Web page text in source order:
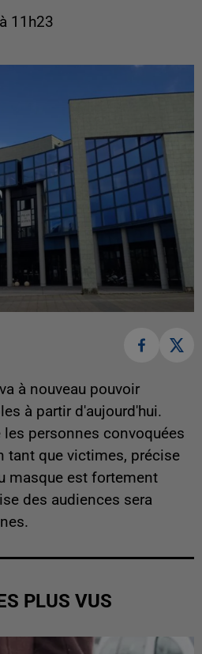
11h23
à nouveau pouvoir
à partir d'aujourd'hui.
les personnes convoquées
tant que victimes, précise
masque est fortement
des audiences sera
PLUS VUS